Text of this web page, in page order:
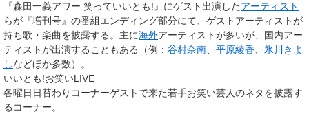
『森田一義アワー 笑っていいとも!』にゲスト出演したアーティスト
らが『増刊号』の番組エンディング部分にて、ゲストアーティストが
持ち歌・楽曲を披露する。主に海外アーティストが多いが、国内アー
ティストが出演することもある（例： 谷村奈南、 平原綾香、 氷川きよ
しなどほか多数）。
いいとも!お笑いLIVE
各曜日日替わりコーナーゲストで来た若手お笑い芸人のネタを披露す
るコーナー。